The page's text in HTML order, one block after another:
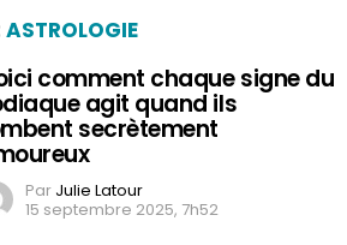
ASTROLOGIE
comment chaque signe du
agit quand ils
secrètement
Par Julie Latour
15 septembre 2025, 7h52